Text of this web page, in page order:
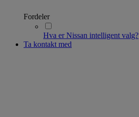
Fordeler
Hva er Nissan intelligent valg?
Ta kontakt med